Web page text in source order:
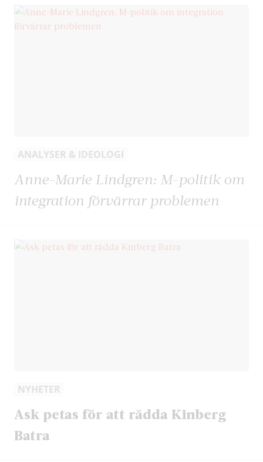
ANALYSER & IDEOLOGI
Anne-Marie Lindgren: M-politik om
integration förvärrar problemen
NYHETER
Ask petas för att rädda Kinberg
Batra